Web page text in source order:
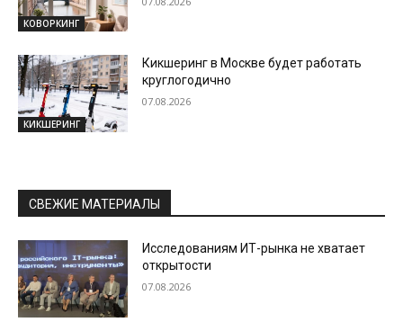
КОВОРКИНГ
КИКШЕРИНГ
Кикшеринг в Москве будет работать
круглогодично
07.08.2026
СВЕЖИЕ МАТЕРИАЛЫ
Исследованиям ИТ-рынка не хватает
открытости
07.08.2026